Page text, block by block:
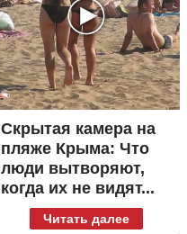
Скрытая камера на
пляже Крыма: Что
люди вытворяют,
когда их не видят...
Читать далее